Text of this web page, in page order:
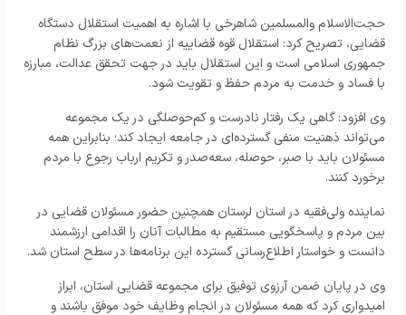
حجت‌الاسلام والمسلمین شاهرخی با اشاره به اهمیت استقلال دستگاه
قضایی، تصریح کرد: استقلال قوه قضاییه از نعمت‌های بزرگ نظام
جمهوری اسلامی است و این استقلال باید در جهت تحقق عدالت، مبارزه
با فساد و خدمت به مردم حفظ و تقویت شود.
وی افزود: گاهی یک رفتار نادرست و کم‌حوصلگی در یک مجموعه
می‌تواند ذهنیت منفی گسترده‌ای در جامعه ایجاد کند؛ بنابراین همه
مسئولان باید با صبر، حوصله، سعه‌صدر و تکریم ارباب رجوع با مردم
برخورد کنند.
نماینده ولی‌فقیه در استان لرستان همچنین حضور مسئولان قضایی در
بین مردم و پاسخگویی مستقیم به مطالبات آنان را اقدامی ارزشمند
دانست و خواستار اطلاع‌رسانی گسترده این برنامه‌ها در سطح استان شد.
وی در پایان ضمن آرزوی توفیق برای مجموعه قضایی استان، ابراز
امیدواری کرد که همه مسئولان در انجام وظایف خود موفق باشند و